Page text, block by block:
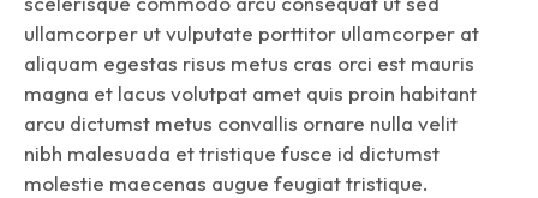
ullamcorper ut vulputate porttitor ullamcorper at
aliquam egestas risus metus cras orci est mauris
magna et lacus volutpat amet quis proin habitant
arcu dictumst metus convallis ornare nulla velit
nibh malesuada et tristique fusce id dictumst
molestie maecenas augue feugiat tristique.